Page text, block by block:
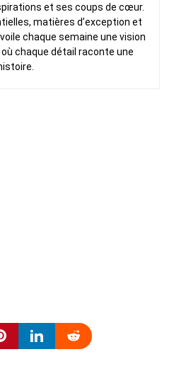
et ses coups de cœur.
matières d’exception et
chaque semaine une vision
chaque détail raconte une